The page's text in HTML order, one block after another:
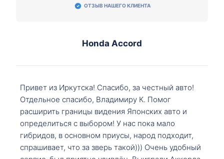
ОТЗЫВ НАШЕГО КЛИЕНТА
Honda Accord
Привет из Иркутска! Спасибо, за честный авто!
Отдельное спасибо, Владимиру К. Помог
расширить границы видения Японских авто и
определиться с выбором! У нас пока мало
гибридов, в основном приусы, народ подходит,
спрашивает, что за зверь такой))) Очень удобный